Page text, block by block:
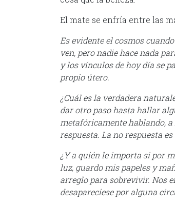
El mate se enfría entre las
Es evidente el cosmos
ven, pero nadie hace nada
y los vínculos de hoy día se
propio útero.
¿Cuál es la verdadera
dar otro paso hasta hallar
metafóricamente hablando,
respuesta. La no respuesta
¿Y a quién le importa si por
luz, guardo mis papeles y
arreglo para sobrevivir. Nos
desapareciese por alguna